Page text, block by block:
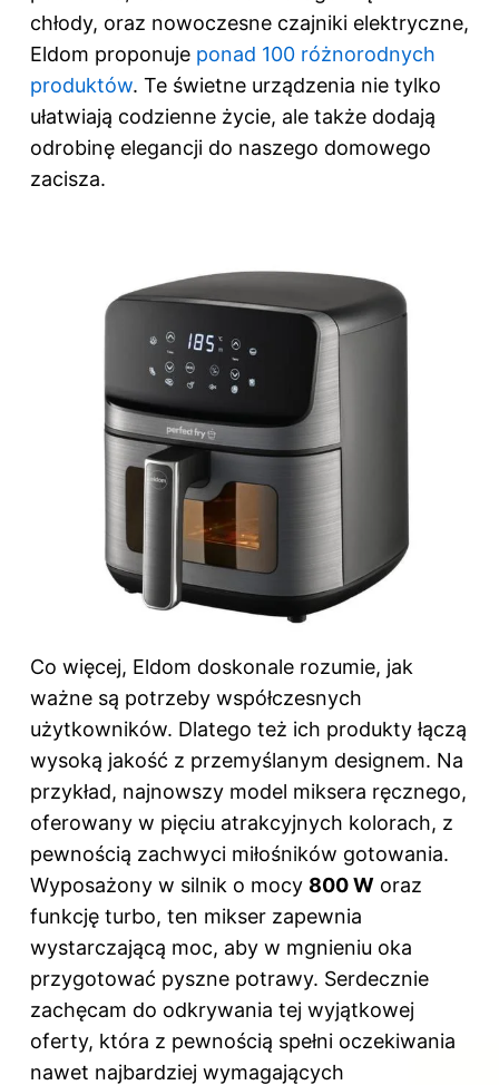
chłody, oraz nowoczesne czajniki elektryczne,
Eldom proponuje ponad 100 różnorodnych
produktów. Te świetne urządzenia nie tylko
ułatwiają codzienne życie, ale także dodają
odrobinę elegancji do naszego domowego
zacisza.
Co więcej, Eldom doskonale rozumie, jak
ważne są potrzeby współczesnych
użytkowników. Dlatego też ich produkty łączą
wysoką jakość z przemyślanym designem. Na
przykład, najnowszy model miksera ręcznego,
oferowany w pięciu atrakcyjnych kolorach, z
pewnością zachwyci miłośników gotowania.
Wyposażony w silnik o mocy 800 W oraz
funkcję turbo, ten mikser zapewnia
wystarczającą moc, aby w mgnieniu oka
przygotować pyszne potrawy. Serdecznie
zachęcam do odkrywania tej wyjątkowej
oferty, która z pewnością spełni oczekiwania
nawet najbardziej wymagających